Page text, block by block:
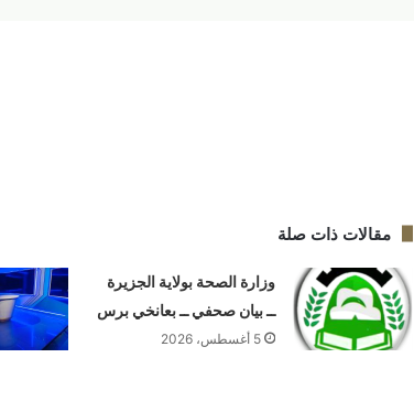
مقالات ذات صلة
وزارة الصحة بولاية الجزيرة
ــ بيان صحفي ــ بعانخي برس
5 أغسطس، 2026